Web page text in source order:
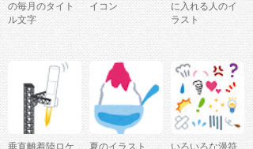
の毎月のタイト
ル文字
イコン
に入れる人のイ
ラスト